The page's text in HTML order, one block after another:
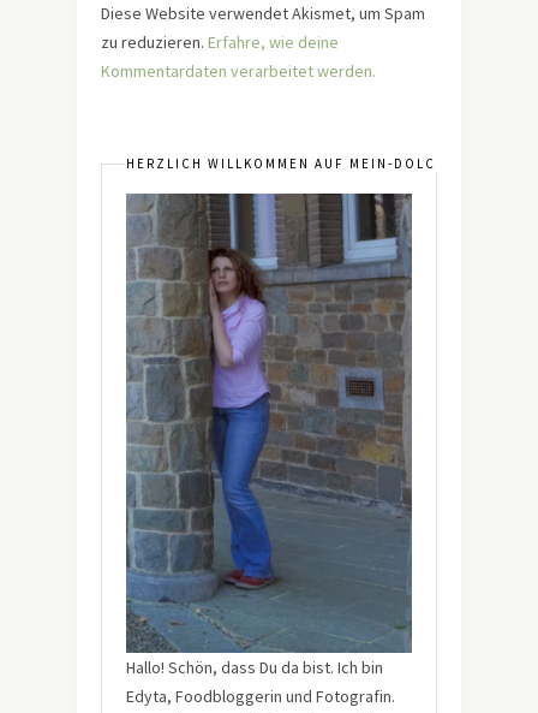
Diese Website verwendet Akismet, um Spam
zu reduzieren. Erfahre, wie deine
Kommentardaten verarbeitet werden.
HERZLICH WILLKOMMEN AUF MEIN-DOLCEVITA.DE
Hallo! Schön, dass Du da bist. Ich bin
Edyta, Foodbloggerin und Fotografin.